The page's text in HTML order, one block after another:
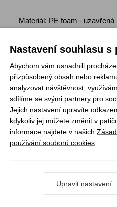
Materiál: PE foam - uzavřená
Tepelný odpor: 2,2 m2 K/W
Tloušťka: 1,8 cm
Hmotnost: 385 g
Registrujte se k odběru
Nastavení souhlasu s
Abychom vám usnadnili
přizpůsobený obsah nebo
analyzovat návštěvnost,
sdílíme se svými partnery pro
Jejich nastavení upravíte
kdykoliv jej můžete změnit v
informace najdete v našich
používání souborů cookies
Upravit nastavení